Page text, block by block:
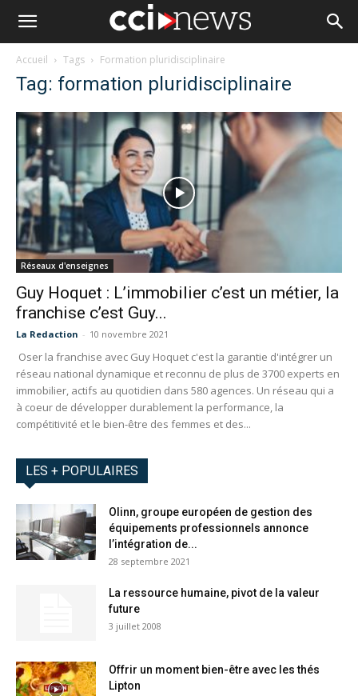
Accueil Tags Formation pluridisciplinaire
Tag: formation pluridisciplinaire
Réseaux d'enseignes
Guy Hoquet : L’immobilier c’est un métier, la
franchise c’est Guy...
La Redaction - 10 novembre 2021
Oser la franchise avec Guy Hoquet c'est la garantie d'intégrer un
réseau national dynamique et reconnu de plus de 3700 experts en
immobilier, actifs au quotidien dans 580 agences. Un réseau qui a
à coeur de développer durablement la performance, la
compétitivité et le bien-être des femmes et des...
LES + POPULAIRES
Olinn, groupe européen de gestion des
équipements professionnels annonce
l’intégration de...
28 septembre 2021
La ressource humaine, pivot de la valeur
future
3 juillet 2008
Offrir un moment bien-être avec les thés
Lipton